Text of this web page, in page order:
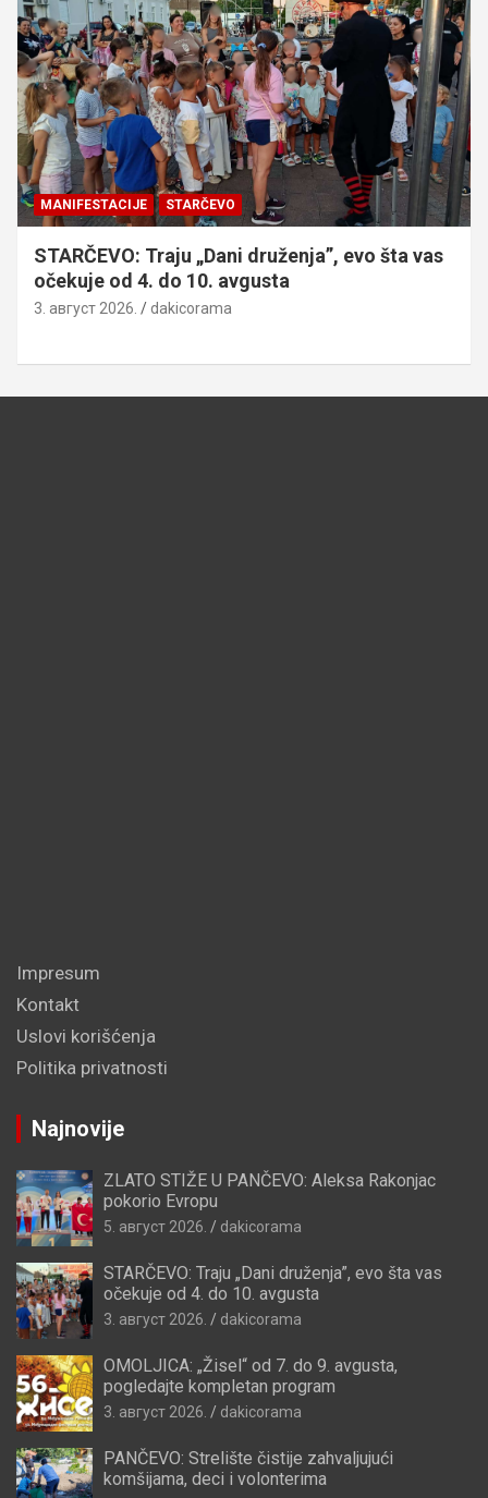
MANIFESTACIJE STARČEVO
STARČEVO: Traju „Dani druženja”, evo šta vas
očekuje od 4. do 10. avgusta
3. август 2026. dakicorama
Impresum
Kontakt
Uslovi korišćenja
Politika privatnosti
Najnovije
ZLATO STIŽE U PANČEVO: Aleksa Rakonjac
pokorio Evropu
5. август 2026. dakicorama
STARČEVO: Traju „Dani druženja”, evo šta vas
očekuje od 4. do 10. avgusta
3. август 2026. dakicorama
OMOLJICA: „Žisel“ od 7. do 9. avgusta,
pogledajte kompletan program
3. август 2026. dakicorama
PANČEVO: Strelište čistije zahvaljujući
komšijama, deci i volonterima